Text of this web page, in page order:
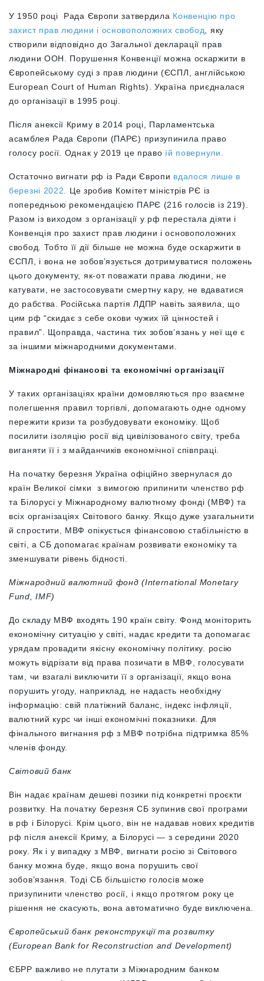
У 1950 році Рада Європи затвердила Конвенцію про
захист прав людини і основоположних свобод , яку
створили відповідно до Загальної декларації прав
людини ООН. Порушення Конвенції можна оскаржити в
Європейському суді з прав людини (ЄСПЛ, англійською
European Court of Human Rights). Україна приєдналася
до організації в 1995 році.
Після анексії Криму в 2014 році, Парламентська
асамблея Рада Європи (ПАРЄ) призупинила право
голосу росії. Однак у 2019 це правоїй повернули.
Остаточно вигнати рф із Ради Європи вдалося лише в
березні 2022.
Це зробив Комітет міністрів РЄ із
попередньою рекомендацією ПАРЄ (216 голосів із 219).
Разом із виходом з організації у рф перестала діяти і
Конвенція про захист прав людини і основоположних
свобод. Тобто її дії більше не можна буде оскаржити в
ЄСПЛ, і вона не зобов’язується дотримуватися положень
цього документу, як-от поважати права людини, не
катувати, не застосовувати смертну кару, не вдаватися
до рабства. Російська партія ЛДПР навіть заявила, що
цим рф “скидає з себе окови чужих їй цінностей і
правил”. Щоправда, частина тих зобов’язань у неї ще є
за іншими міжнародними документами.
Міжнародні фінансові та економічні організації
У таких організаціях країни домовляються про взаємне
полегшення правил торгівлі, допомагають одне одному
пережити кризи та розбудовувати економіку. Щоб
посилити ізоляцію росії від цивілізованого світу, треба
виганяти її і з майданчиків економічної співпраці.
На початку березня Україна офіційно звернулася до
країн Великої сімки з вимогою припинити членство рф
та Білорусі у Міжнародному валютному фонді (МВФ) та
всіх організаціях Світового банку. Якщо дуже узагальнити
й спростити, МВФ опікується фінансовою стабільністю в
світі, а СБ допомагає країнам розвивати економіку та
зменшувати рівень бідності.
Міжнародний валютний фонд (International Monetary
Fund, IMF)
До складу МВФ входять 190 країн світу. Фонд моніторить
економічну ситуацію у світі, надає кредити та допомагає
урядам провадити якісну економічну політику. росію
можуть відрізати від права позичати в МВФ, голосувати
там, чи взагалі виключити її з організації, якщо вона
порушить угоду, наприклад, не надасть необхідну
інформацію: свій платіжний баланс, індекс інфляції,
валютний курс чи інші економічні показники. Для
фінального вигнання рф з МВФ потрібна підтримка 85%
членів фонду.
Світовий банк
Він надає країнам дешеві позики під конкретні проєкти
розвитку. На початку березня СБ зупинив свої програми
в рф і Білорусі. Крім цього, він не надавав нових кредитів
рф після анексії Криму, а Білорусі — з середини 2020
року. Як і у випадку з МВФ, вигнати росію зі Світового
банку можна буде, якщо вона порушить свої
зобов’язання. Тоді СБ більшістю голосів може
призупинити членство росії, і якщо протягом року це
рішення не скасують, вона автоматично буде виключена.
Європейський банк реконструкції та розвитку
(European Bank for Reconstruction and Development)
ЄБРР важливо не плутати з Міжнародним банком